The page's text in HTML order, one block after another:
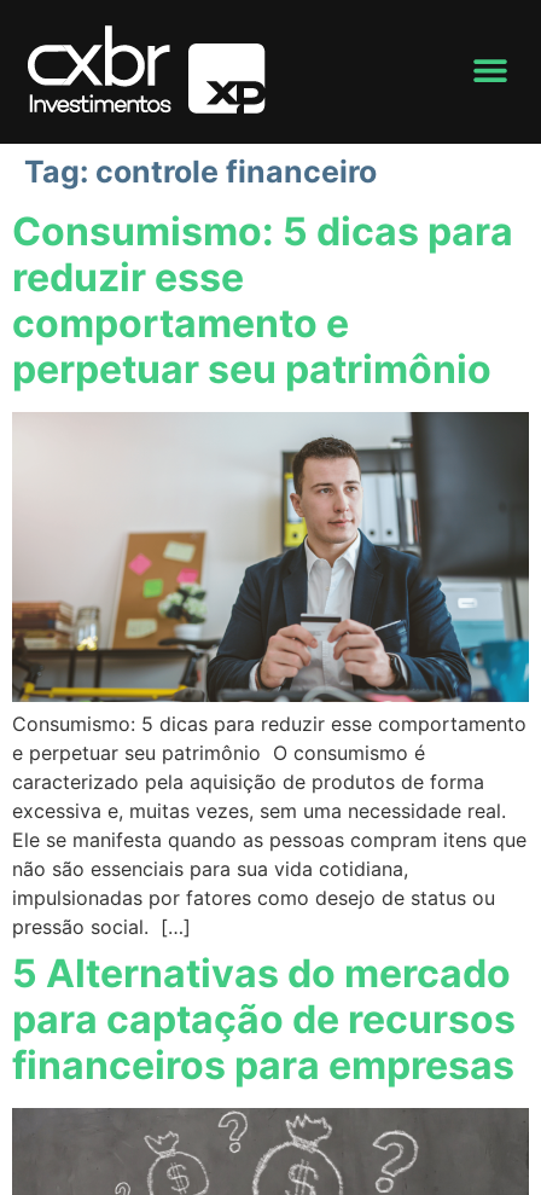
Tag: controle financeiro
Consumismo: 5 dicas para
reduzir esse
comportamento e
perpetuar seu patrimônio
Consumismo: 5 dicas para reduzir esse comportamento
e perpetuar seu patrimônio O consumismo é
caracterizado pela aquisição de produtos de forma
excessiva e, muitas vezes, sem uma necessidade real.
Ele se manifesta quando as pessoas compram itens que
não são essenciais para sua vida cotidiana,
impulsionadas por fatores como desejo de status ou
pressão social. […]
5 Alternativas do mercado
para captação de recursos
financeiros para empresas